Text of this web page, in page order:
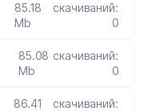
85.18
Mb
скачиваний:
0
85.08
Mb
скачиваний:
0
86.41
скачиваний: